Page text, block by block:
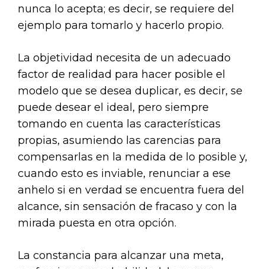
nunca lo acepta; es decir, se requiere del
ejemplo para tomarlo y hacerlo propio.
La objetividad necesita de un adecuado
factor de realidad para hacer posible el
modelo que se desea duplicar, es decir, se
puede desear el ideal, pero siempre
tomando en cuenta las características
propias, asumiendo las carencias para
compensarlas en la medida de lo posible y,
cuando esto es inviable, renunciar a ese
anhelo si en verdad se encuentra fuera del
alcance, sin sensación de fracaso y con la
mirada puesta en otra opción.
La constancia para alcanzar una meta,